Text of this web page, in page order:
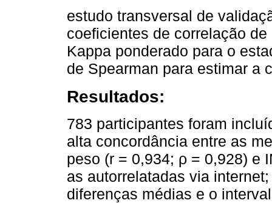
estudo transversal de
coeficientes de correlação
Kappa ponderado para o
de Spearman para estimar a
Resultados:
783 participantes foram
alta concordância entre as
peso (r = 0,934; ρ = 0,928) e
as autorrelatadas via
diferenças médias e o